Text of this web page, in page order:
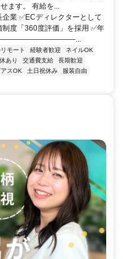
ます。 有給を...
業 ✅ECディレクターとして
度「360度評価」を採用 ✅年
―――――――――――――...
モート 経験者歓迎
ネイルOK
あり 交通費支給
長期歓迎
アスOK 土日祝休み
服装自由